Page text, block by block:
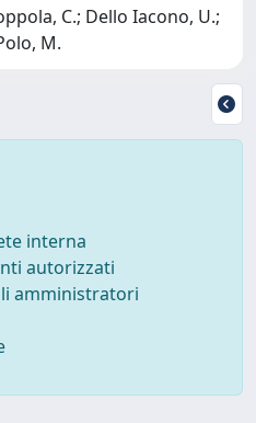
C.; Dello Iacono, U.;
M.
interna
autorizzati
amministratori